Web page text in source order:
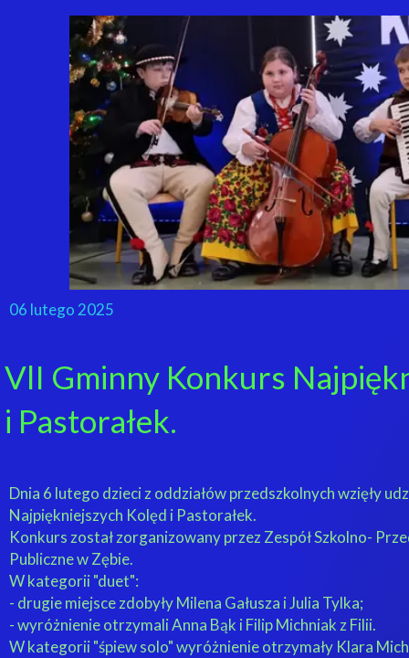
06 lutego 2025
VlI Gminny Konkurs
i Pastorałek.
Dnia 6 lutego dzieci z oddziałów przedszkolnych wzięły
Najpiękniejszych Kolęd i Pastorałek.
Konkurs został zorganizowany przez Zespół Szkolno-
Publiczne w Zębie.
W kategorii "duet":
- drugie miejsce zdobyły Milena Gałusza i Julia Tylka;
- wyróżnienie otrzymali Anna Bąk i Filip Michniak z Filii.
W kategorii "śpiew solo" wyróżnienie otrzymały Klara